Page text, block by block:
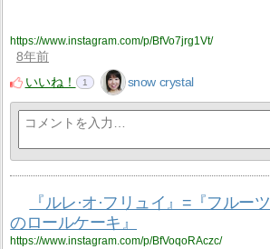
https://www.instagram.com/p/BfVo7jrg1Vt/
8年前
いいね！
1 snow crystal
『ルレ·オ·フリュイ』=『フルーツ
のロールケーキ』
https://www.instagram.com/p/BfVoqoRAczc/